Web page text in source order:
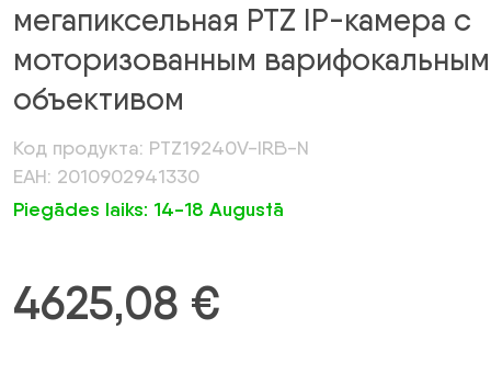
мегапиксельная PTZ IP-камера с
моторизованным варифокальным
объективом
Код продукта: PTZ19240V-IRB-N
ЕАН: 2010902941330
Piegādes laiks: 14-18 Augustā
4625,08 €